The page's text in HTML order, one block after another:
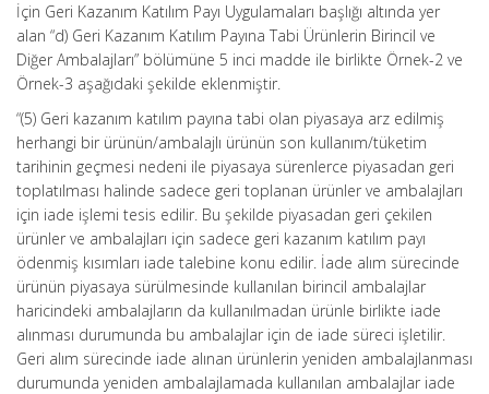
İçin Geri Kazanım Katılım Payı Uygulamaları başlığı altında yer
alan “d) Geri Kazanım Katılım Payına Tabi Ürünlerin Birincil ve
Diğer Ambalajları” bölümüne 5 inci madde ile birlikte Örnek-2 ve
Örnek-3 aşağıdaki şekilde eklenmiştir.
“(5) Geri kazanım katılım payına tabi olan piyasaya arz edilmiş
herhangi bir ürünün/ambalajlı ürünün son kullanım/tüketim
tarihinin geçmesi nedeni ile piyasaya sürenlerce piyasadan geri
toplatılması halinde sadece geri toplanan ürünler ve ambalajları
için iade işlemi tesis edilir. Bu şekilde piyasadan geri çekilen
ürünler ve ambalajları için sadece geri kazanım katılım payı
ödenmiş kısımları iade talebine konu edilir. İade alım sürecinde
ürünün piyasaya sürülmesinde kullanılan birincil ambalajlar
haricindeki ambalajların da kullanılmadan ürünle birlikte iade
alınması durumunda bu ambalajlar için de iade süreci işletilir.
Geri alım sürecinde iade alınan ürünlerin yeniden ambalajlanması
durumunda yeniden ambalajlamada kullanılan ambalajlar iade